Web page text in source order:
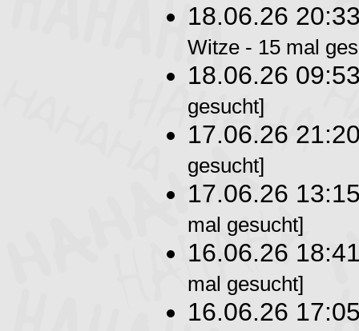
18.06.26
Witze - 15 mal
18.06.26
gesucht]
17.06.26
gesucht]
17.06.26
mal gesucht]
16.06.26
mal gesucht]
16.06.26